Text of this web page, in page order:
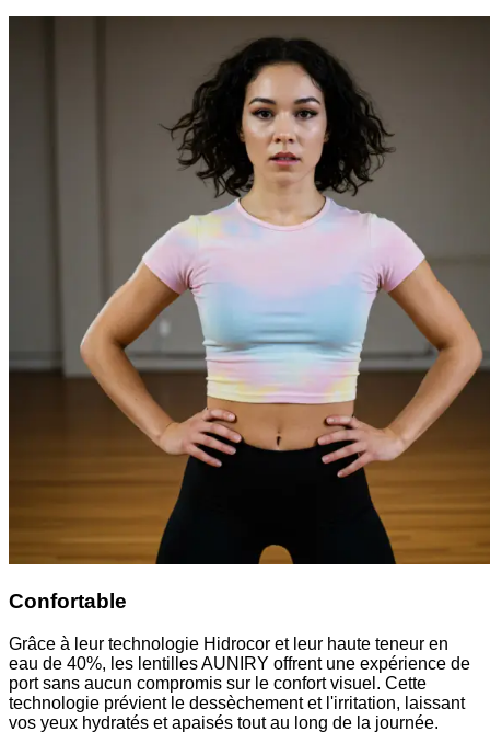
Confortable
Grâce à leur technologie Hidrocor et leur haute teneur en
eau de 40%, les lentilles AUNIRY offrent une expérience de
port sans aucun compromis sur le confort visuel. Cette
technologie prévient le dessèchement et l'irritation, laissant
vos yeux hydratés et apaisés tout au long de la journée.